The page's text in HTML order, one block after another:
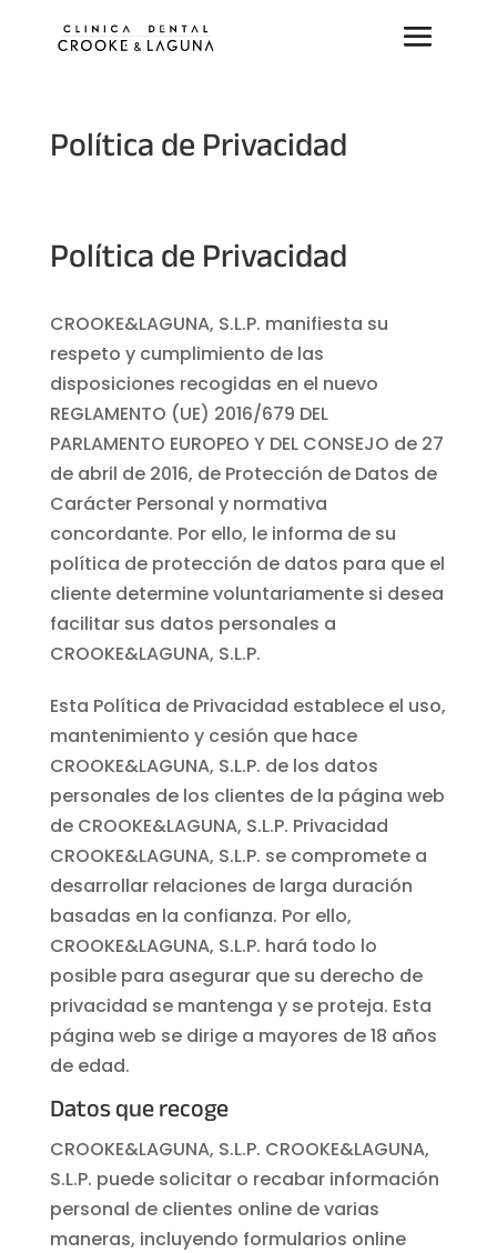
Política de Privacidad
Política de Privacidad
CROOKE&LAGUNA, S.L.P. manifiesta su
respeto y cumplimiento de las
disposiciones recogidas en el nuevo
REGLAMENTO (UE) 2016/679 DEL
PARLAMENTO EUROPEO Y DEL CONSEJO de 27
de abril de 2016, de Protección de Datos de
Carácter Personal y normativa
concordante. Por ello, le informa de su
política de protección de datos para que el
cliente determine voluntariamente si desea
facilitar sus datos personales a
CROOKE&LAGUNA, S.L.P.
Esta Política de Privacidad establece el uso,
mantenimiento y cesión que hace
CROOKE&LAGUNA, S.L.P. de los datos
personales de los clientes de la página web
de CROOKE&LAGUNA, S.L.P. Privacidad
CROOKE&LAGUNA, S.L.P. se compromete a
desarrollar relaciones de larga duración
basadas en la confianza. Por ello,
CROOKE&LAGUNA, S.L.P. hará todo lo
posible para asegurar que su derecho de
privacidad se mantenga y se proteja. Esta
página web se dirige a mayores de 18 años
de edad.
Datos que recoge
CROOKE&LAGUNA, S.L.P. CROOKE&LAGUNA,
S.L.P. puede solicitar o recabar información
personal de clientes online de varias
maneras, incluyendo formularios online